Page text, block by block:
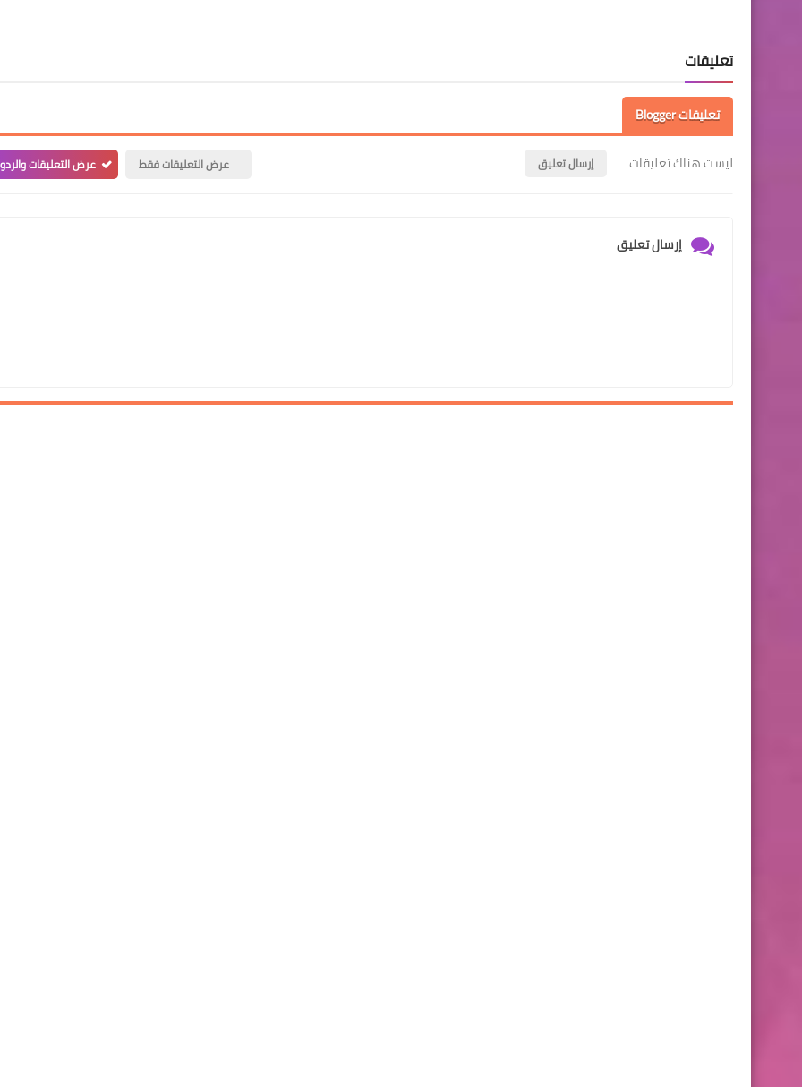
تعليقات
تعليقات Blogger
ليست هناك تعليقات إرسال تعليق عرض التعليقات فقط عرض التعليقات
إرسال تعليق